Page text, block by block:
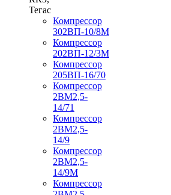
Тегас
Компрессор
302ВП-10/8М
Компрессор
202ВП-12/3М
Компрессор
205ВП-16/70
Компрессор
2ВМ2,5-
14/71
Компрессор
2ВМ2,5-
14/9
Компрессор
2ВМ2,5-
14/9М
Компрессор